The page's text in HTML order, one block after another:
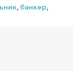
, банкер,